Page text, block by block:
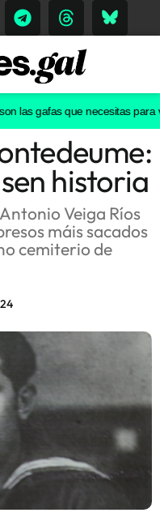
gafas que necesitas para ver
historia
Veiga Ríos
máis sacados
cemiterio de